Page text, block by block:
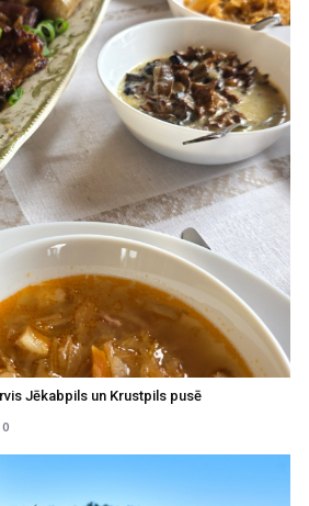
Jēkabpils un Krustpils pusē
0